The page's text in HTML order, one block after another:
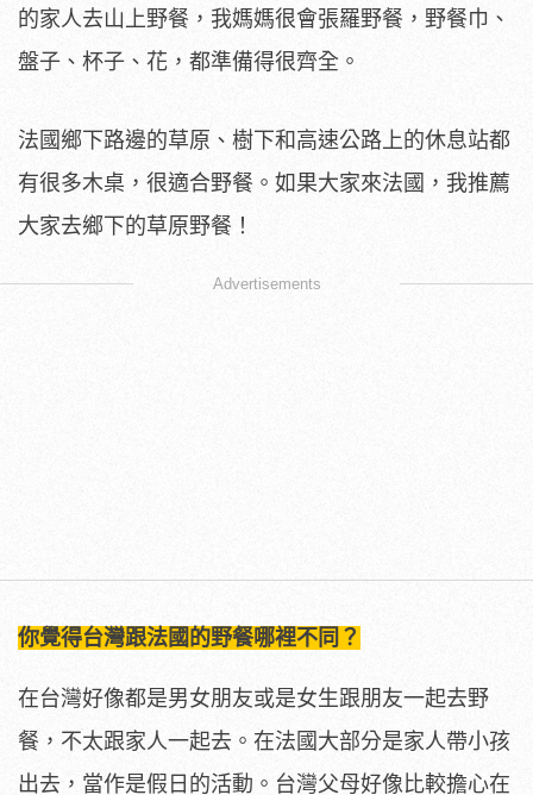
的家人去山上野餐，我媽媽很會張羅野餐，野餐巾、
盤子、杯子、花，都準備得很齊全。
法國鄉下路邊的草原、樹下和高速公路上的休息站都
有很多木桌，很適合野餐。如果大家來法國，我推薦
大家去鄉下的草原野餐！
Advertisements
你覺得台灣跟法國的野餐哪裡不同？
在台灣好像都是男女朋友或是女生跟朋友一起去野
餐，不太跟家人一起去。在法國大部分是家人帶小孩
出去，當作是假日的活動。台灣父母好像比較擔心在